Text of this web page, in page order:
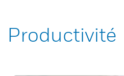
Productivité